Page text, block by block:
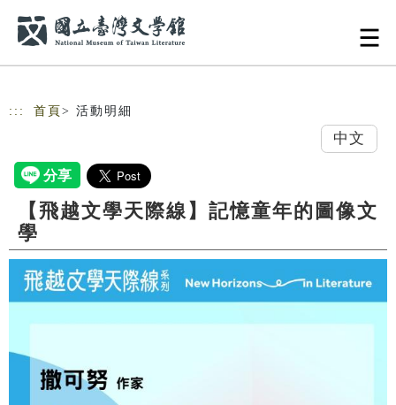
::: 首頁 > 活動明細
中文
【飛越文學天際線】記憶童年的圖像文
學